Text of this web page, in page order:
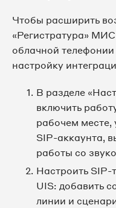
Чтобы расширить
«Регистратура»
облачной
настройку
В разделе
включить
рабочем
SIP-аккаунта,
работы со
Настроить
UIS: добавить
линии и